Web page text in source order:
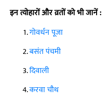
इन त्योहारों और व्रतों को भी जानें :
गोवर्धन पूजा
बसंत पंचमी
दिवाली
करवा चौथ